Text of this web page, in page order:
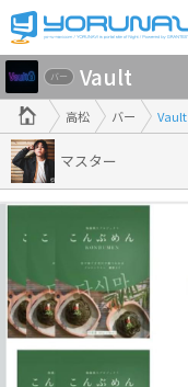
香
川
県
版
高松 バー Vault
バー Vault
マスター